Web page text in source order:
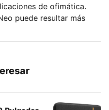
de ofimática.
puede resultar más